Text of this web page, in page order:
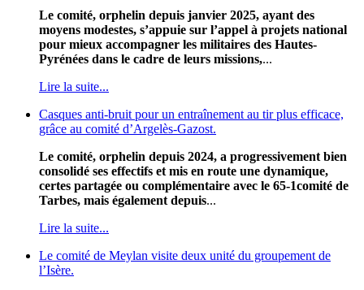
Le comité, orphelin depuis janvier 2025, ayant des
moyens modestes, s’appuie sur l’appel à projets national
pour mieux accompagner les militaires des Hautes-
Pyrénées dans le cadre de leurs missions,...
Lire la suite...
Casques anti-bruit pour un entraînement au tir plus efficace,
grâce au comité d’Argelès-Gazost.
Le comité, orphelin depuis 2024, a progressivement bien
consolidé ses effectifs et mis en route une dynamique,
certes partagée ou complémentaire avec le 65-1comité de
Tarbes, mais également depuis...
Lire la suite...
Le comité de Meylan visite deux unité du groupement de
l’Isère.